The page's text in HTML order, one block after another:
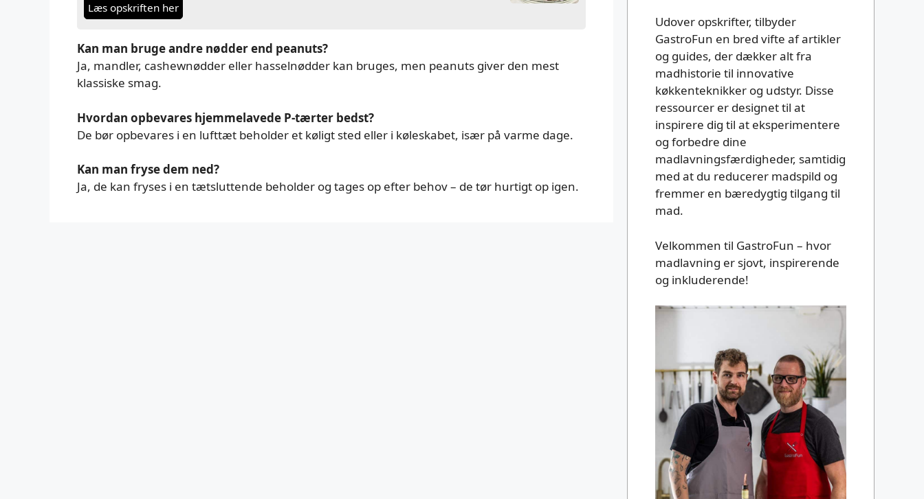
Læs opskriften her
Kan man bruge andre nødder end peanuts?
Ja, mandler, cashewnødder eller hasselnødder kan bruges, men peanuts giver den mest
klassiske smag.
Hvordan opbevares hjemmelavede P-tærter bedst?
De bør opbevares i en lufttæt beholder et køligt sted eller i køleskabet, især på varme dage.
Kan man fryse dem ned?
Ja, de kan fryses i en tætsluttende beholder og tages op efter behov – de tør hurtigt op igen.
Udover opskrifter, tilbyder
GastroFun en bred vifte af artikler
og guides, der dækker alt fra
madhistorie til innovative
køkkenteknikker og udstyr. Disse
ressourcer er designet til at
inspirere dig til at eksperimentere
og forbedre dine
madlavningsfærdigheder, samtidig
med at du reducerer madspild og
fremmer en bæredygtig tilgang til
mad.
Velkommen til GastroFun – hvor
madlavning er sjovt, inspirerende
og inkluderende!